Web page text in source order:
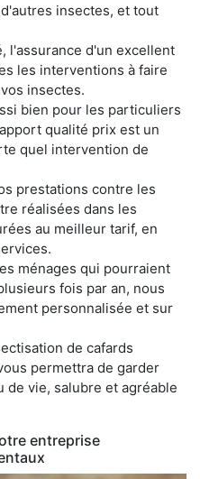
insectes, et tout
l'assurance d'un excellent
les interventions à faire
insectes.
bien pour les particuliers
qualité prix est un
quel intervention de
prestations contre les
réalisées dans les
au meilleur tarif, en
ménages qui pourraient
fois par an, nous
personnalisée et sur
de cafards
permettra de garder
vie, salubre et agréable
entreprise